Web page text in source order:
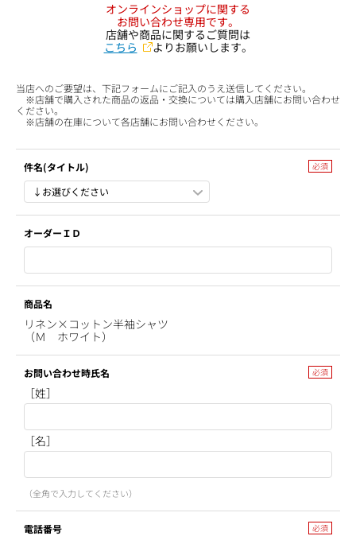
オンラインショップに関する
お問い合わせ専用です。
店舗や商品に関するご質問は
こちら
よりお願いします。
当店へのご要望は、下記フォームにご記入のうえ送信してください。
※店舗で購入された商品の返品・交換については購入店舗にお問い合わせ
ください。
※店舗の在庫について各店舗にお問い合わせください。
件名(タイトル)
オーダーＩＤ
商品名
リネン×コットン半袖シャツ
（Ｍ ホワイト）
お問い合わせ時氏名
［姓］
［名］
（全角で入力してください）
電話番号